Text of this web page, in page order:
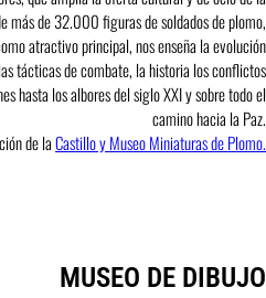
más de 32.000 figuras de soldados de plomo,
atractivo principal, nos enseña la evolución
tácticas de combate, la historia los conflictos
hasta los albores del siglo XXI y sobre todo el
camino hacia la Paz.
de laCastillo y Museo Miniaturas de Plomo.
MUSEO DE DIBUJO